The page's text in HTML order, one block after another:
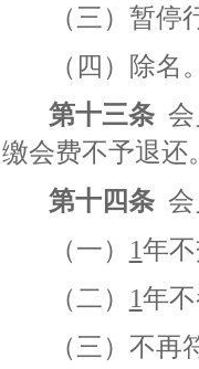
（三）暂停
（四）除名
第十三条
缴会费不予退还
第十四条
（一） 1年
（二） 1年
（三）不再